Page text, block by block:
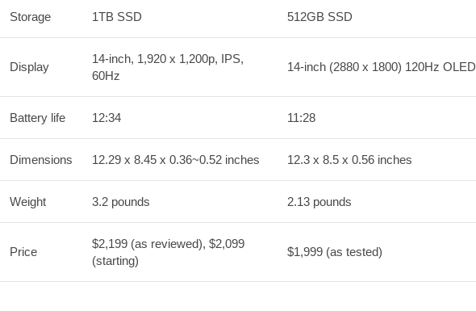
Storage 1TB SSD 512GB SSD
Display
14-inch, 1,920 x 1,200p, IPS,
60Hz
14-inch (2880 x 1800) 120Hz OLED
Battery life 12:34 11:28
Dimensions 12.29 x 8.45 x 0.36~0.52 inches 12.3 x 8.5 x 0.56 inches
Weight 3.2 pounds 2.13 pounds
Price
$2,199 (as reviewed), $2,099
(starting)
$1,999 (as tested)